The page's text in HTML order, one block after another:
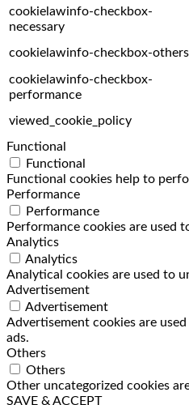
cookielawinfo-checkbox-
necessary
cookielawinfo-checkbox-others
cookielawinfo-checkbox-
performance
viewed_cookie_policy
Functional
Functional
Functional cookies help to
Performance
Performance
Performance cookies are used
Analytics
Analytics
Analytical cookies are used to
Advertisement
Advertisement
Advertisement cookies are
ads.
Others
Others
Other uncategorized cookies
SAVE & ACCEPT